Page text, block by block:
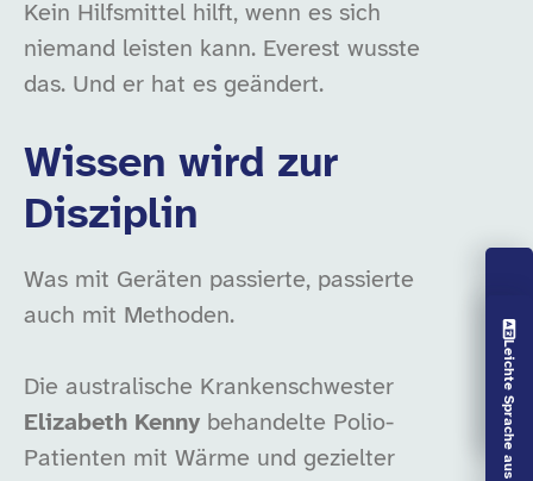
Vorlesen aus
Leichte Sprache aus
Kein Hilfsmittel hilft, wenn es sich
niemand leisten kann. Everest wusste
das. Und er hat es geändert.
Wissen wird zur
Disziplin
Was mit Geräten passierte, passierte
auch mit Methoden.
Die australische Krankenschwester
Elizabeth Kenny behandelte Polio-
Patienten mit Wärme und gezielter